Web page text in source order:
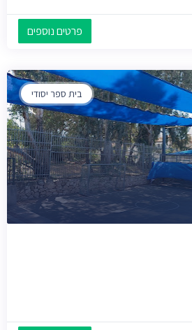
פרטים נוספים
בית ספר יסודי